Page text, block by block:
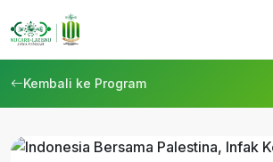
Kembali ke Program